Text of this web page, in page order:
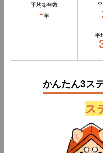
平均築年数
-年
平
かんたん3ス
ス